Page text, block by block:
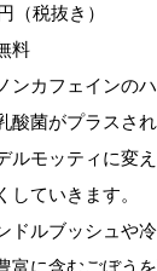
税抜き）
料
ンカフェインの
酸菌がプラスされ
ルモッティに変
していきます。
ドルブッシュや